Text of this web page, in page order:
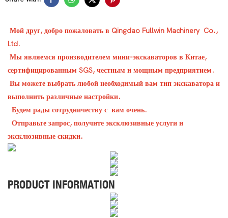
Мой друг, добро пожаловать в Qingdao Fullwin Machinery Co.,
Ltd.
Мы являемся производителем мини-экскаваторов в Китае,
сертифицированным SGS, честным и мощным предприятием.
Вы можете выбрать любой необходимый вам тип экскаватора и
выполнить различные настройки.
Будем рады сотрудничеству с вам очень.
Отправьте запрос, получите эксклюзивные услуги и
эксклюзивные скидки.
PRODUCT INFORMATION